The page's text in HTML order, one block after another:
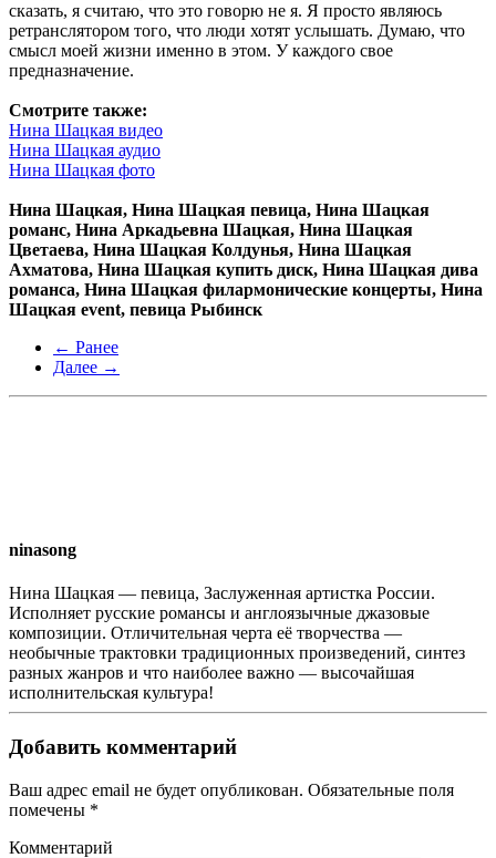
Смотрите также:
Нина Шацкая видео
Нина Шацкая аудио
Нина Шацкая фото
Нина Шацкая, Нина Шацкая певица, Нина Шацкая
романс, Нина Аркадьевна Шацкая, Нина Шацкая
Цветаева, Нина Шацкая Колдунья, Нина Шацкая
Ахматова, Нина Шацкая купить диск, Нина Шацкая дива
романса, Нина Шацкая филармонические концерты, Нина
Шацкая event, певица Рыбинск
← Ранее
Далее →
ninasong
Нина Шацкая — певица, Заслуженная артистка России.
Исполняет русские романсы и англоязычные джазовые
композиции. Отличительная черта её творчества —
необычные трактовки традиционных произведений, синтез
разных жанров и что наиболее важно — высочайшая
исполнительская культура!
Добавить комментарий
Ваш адрес email не будет опубликован. Обязательные поля
помечены *
Комментарий